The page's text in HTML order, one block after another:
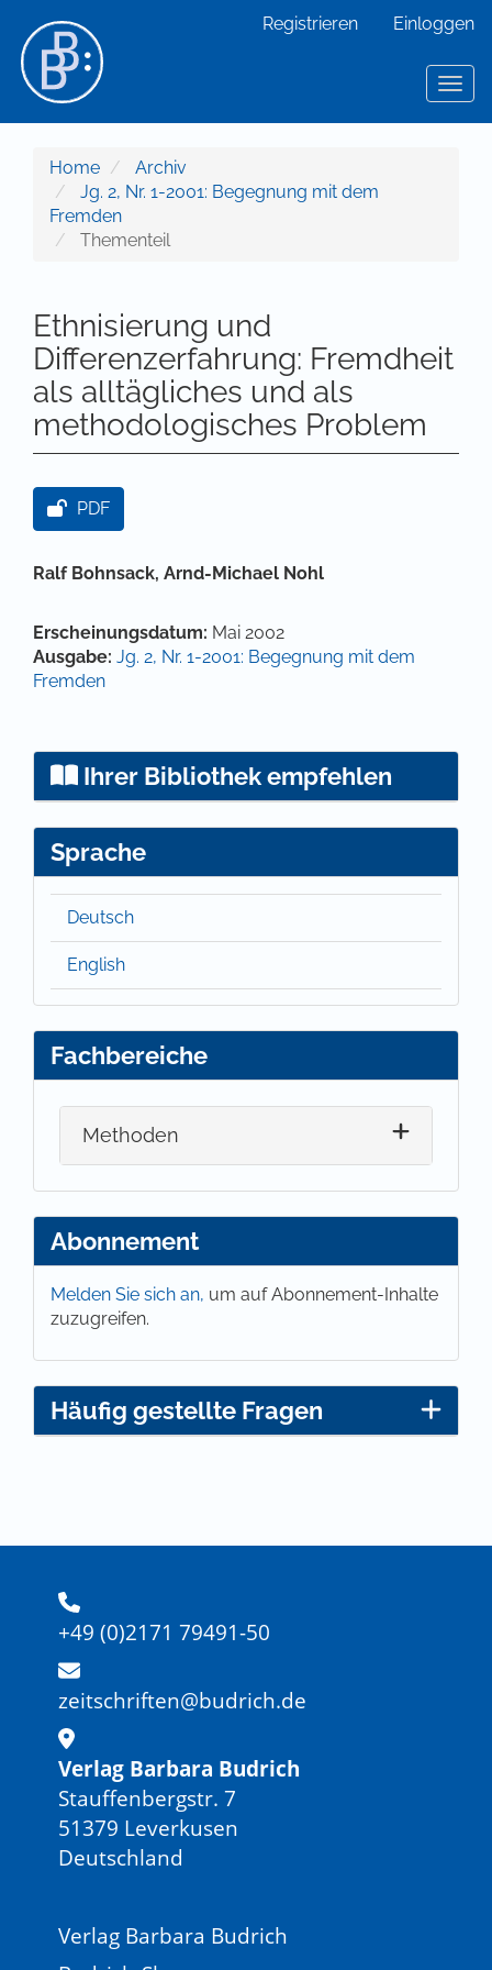
Hauptinhalt
Sidebar
Registrieren Einloggen
Home
Archiv
Jg. 2, Nr. 1-2001: Begegnung mit dem
Fremden
Thementeil
Ethnisierung und
Differenzerfahrung: Fremdheit
als alltägliches und als
methodologisches Problem
Artikel-Sidebar
PDF
Hauptsächlicher Artikelinhalt
Ralf Bohnsack, Arnd-Michael Nohl
Artikel-Details
Erscheinungsdatum: Mai 2002
Ausgabe: Jg. 2, Nr. 1-2001: Begegnung mit dem
Fremden
Ihrer Bibliothek empfehlen
Sprache
Deutsch
English
Fachbereiche
Methoden
Abonnement
Melden Sie sich an, um auf Abonnement-Inhalte
zuzugreifen.
Häufig gestellte Fragen
+49 (0)2171 79491-50
zeitschriften@budrich.de
Verlag Barbara Budrich
Stauffenbergstr. 7
51379 Leverkusen
Deutschland
Verlag Barbara Budrich